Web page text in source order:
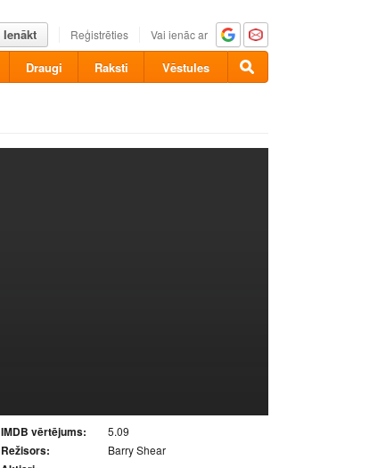
Ienākt Reģistrēties Vai ienāc ar
Draugi Raksti Vēstules
IMDB vērtējums: 5.09
Režisors: Barry Shear